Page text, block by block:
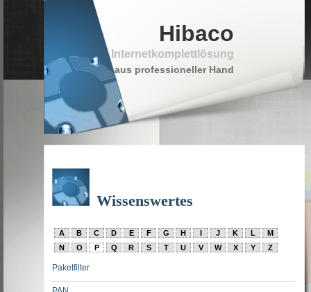
Hibaco
Internetkomplettlösung
aus professioneller Hand
Wissenswertes
A B C D E F G H I J K L
M
N
O P Q R S T U V W X Y Z
Paketfilter